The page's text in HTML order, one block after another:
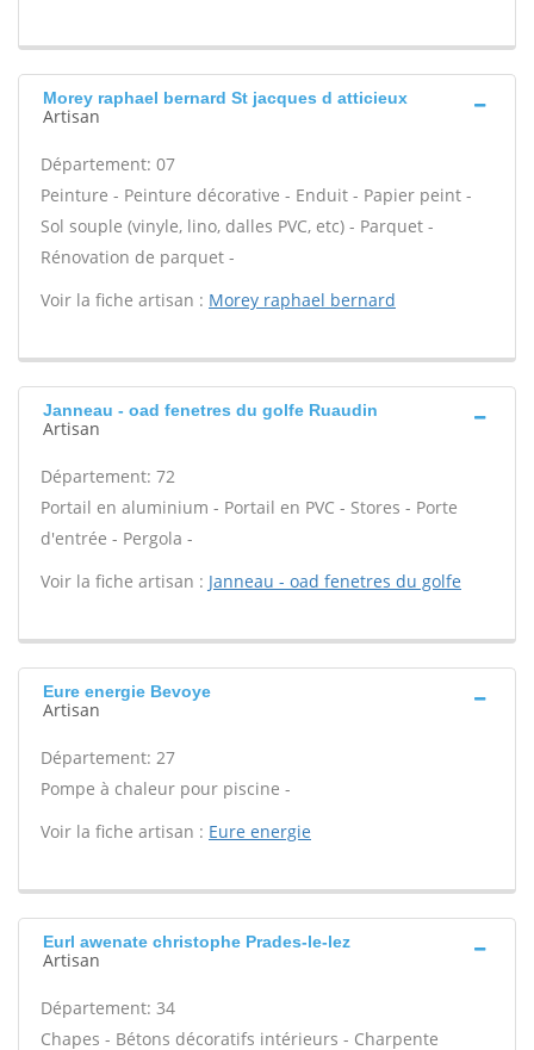
Morey raphael bernard St jacques d atticieux
Artisan
Département: 07
Peinture - Peinture décorative - Enduit - Papier peint -
Sol souple (vinyle, lino, dalles PVC, etc) - Parquet -
Rénovation de parquet -
Voir la fiche artisan : Morey raphael bernard
Janneau - oad fenetres du golfe Ruaudin
Artisan
Département: 72
Portail en aluminium - Portail en PVC - Stores - Porte
d'entrée - Pergola -
Voir la fiche artisan : Janneau - oad fenetres du golfe
Eure energie Bevoye
Artisan
Département: 27
Pompe à chaleur pour piscine -
Voir la fiche artisan : Eure energie
Eurl awenate christophe Prades-le-lez
Artisan
Département: 34
Chapes - Bétons décoratifs intérieurs - Charpente